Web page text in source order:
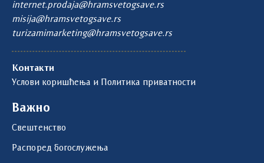
internet.prodaja@hramsvetogsave.rs
misija@hramsvetogsave.rs
turizamimarketing@hramsvetogsave.rs
Контакти
Услови коришћења и Политика приватности
Важно
Свештенство
Распоред богослужења